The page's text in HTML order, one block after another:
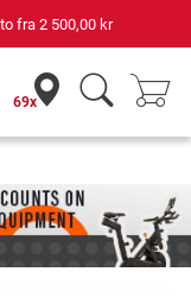
fra 2 500,00 kr
69x